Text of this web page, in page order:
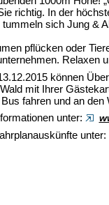
richtig. In der
sich Jung &
pflücken oder
Relaxen
können
mit Ihrer
fahren und an
unter: